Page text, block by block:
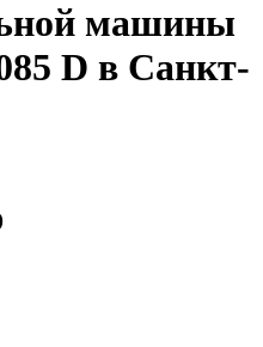
машины
D в Санкт-